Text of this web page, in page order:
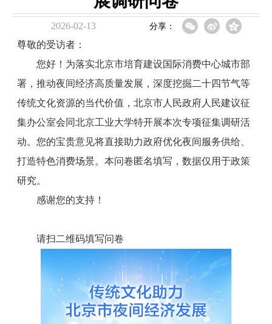
2026-02-13 分享：
尊敬的受访者：
您好！为落实北京市培育建设国际消费中心城市部
署，推动夜间经济高质量发展，深度挖掘二十四节气等
传统文化资源的当代价值，北京市人民政府人民建议征
集办公室会同北京工业大学特开展本次专项征集调研活
动。您的宝贵意见将直接助力政府优化夜间服务供给、
打造特色消费场景。本问卷匿名填写，数据仅用于政策
研究。
感谢您的支持！
请扫二维码填写问卷